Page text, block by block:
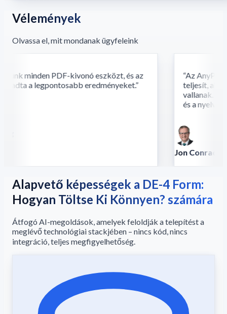
Vélemények
Olvassa el, mit mondanak ügyfeleink
minden PDF-kivonó eszközt, és az
a legpontosabb eredményeket.”
Az
teljesít, ahol
vallanak. A
és a nyelv
Jon Conradt
Alapvető képességek a DE-4 Form:
Hogyan Töltse Ki Könnyen? számára
Átfogó AI-megoldások, amelyek feloldják a telepítést a
meglévő technológiai stackjében – nincs kód, nincs
integráció, teljes megfigyelhetőség.